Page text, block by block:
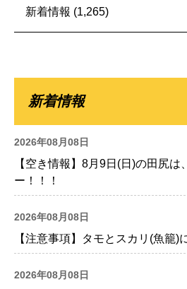
新着情報 (1,265)
新着情報
2026年08月08日
【空き情報】8月9日(日)の田尻は
ー！！！
2026年08月08日
【注意事項】タモとスカリ(魚籠)
2026年08月08日